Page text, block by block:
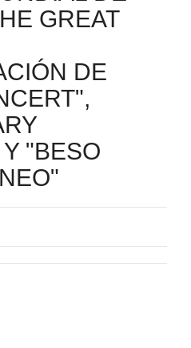
GREAT
DE
"BESO